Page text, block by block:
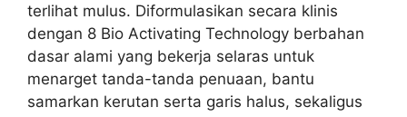
terlihat mulus. Diformulasikan secara klinis
dengan 8 Bio Activating Technology berbahan
dasar alami yang bekerja selaras untuk
menarget tanda-tanda penuaan, bantu
samarkan kerutan serta garis halus, sekaligus